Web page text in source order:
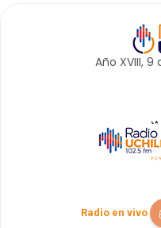
Año XVIII, 9
Radio en vivo